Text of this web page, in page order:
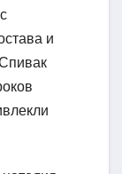
и